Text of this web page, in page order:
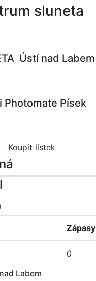
sluneta
Ústí nad Labem
Photomate Písek
Koupit lístek
Zápasy
Labem
0